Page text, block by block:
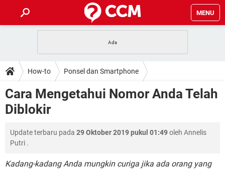
MENU
APLIKASI NONTON FILM & SERI RESET GMAIL
BUAT AKUN TIKTOK APLIKASI VIDEO-CALL
HOW-TO
SAFE MODE ANDROID RESET CLASH OF CLANS
KODE RAHASIA NETFLIX
DOWNLOAD
ADOBE PREMIERE PRO
FORUM
Lupa Password Gmail WiFi Tidak Berfungsi
ENSIKLOPEDIA
Front Office dan Back Office OOP - Data Enkapsulasi
How-to Ponsel dan Smartphone
Cara Mengetahui Nomor Anda Telah
Diblokir
Update terbaru pada 29 Oktober 2019 pukul 01:49oleh Annelis
Putri .
Kadang-kadang Anda mungkin curiga jika ada orang yang